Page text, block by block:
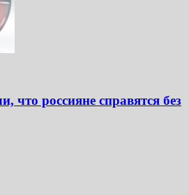
что россияне справятся без